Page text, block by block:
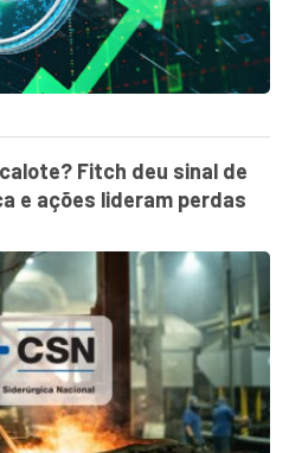
Fitch deu sinal de
e ações lideram perdas